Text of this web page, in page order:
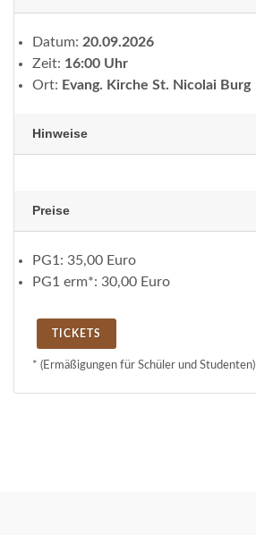
Datum: 20.09.2026
Zeit: 16:00 Uhr
Ort: Evang. Kirche St. Nicolai Burg
Hinweise
Preise
PG1: 35,00 Euro
PG1 erm*: 30,00 Euro
TICKETS
* (Ermäßigungen für Schüler und Studenten)